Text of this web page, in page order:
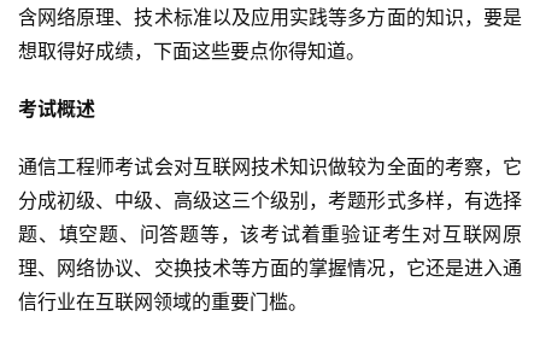
含网络原理、技术标准以及应用实践等多方面的知识，要是
想取得好成绩，下面这些要点你得知道。
考试概述
通信工程师考试会对互联网技术知识做较为全面的考察，它
分成初级、中级、高级这三个级别，考题形式多样，有选择
题、填空题、问答题等，该考试着重验证考生对互联网原
理、网络协议、交换技术等方面的掌握情况，它还是进入通
信行业在互联网领域的重要门槛。